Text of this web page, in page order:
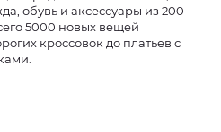
обувь и аксессуары из 200
5000 новых вещей
кроссовок до платьев с